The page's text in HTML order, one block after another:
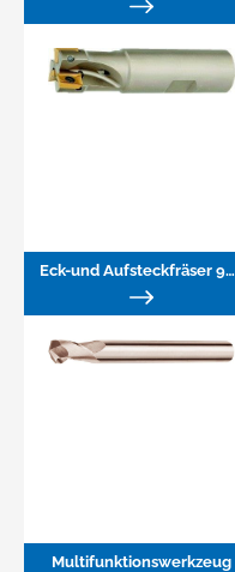
Eck-und Aufsteckfräser 90° für WP
Multifunktionswerkzeug